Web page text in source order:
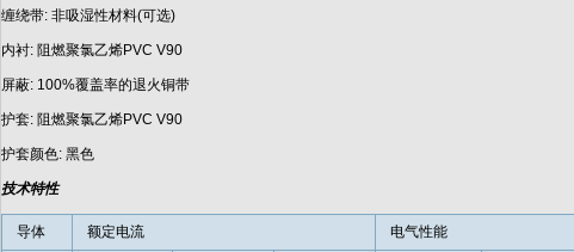
缠绕带: 非吸湿性材料(可选)
内衬: 阻燃聚氯乙烯PVC V90
屏蔽: 100%覆盖率的退火铜带
护套: 阻燃聚氯乙烯PVC V90
护套颜色: 黑色
技术特性
导体 额定电流 电气性能